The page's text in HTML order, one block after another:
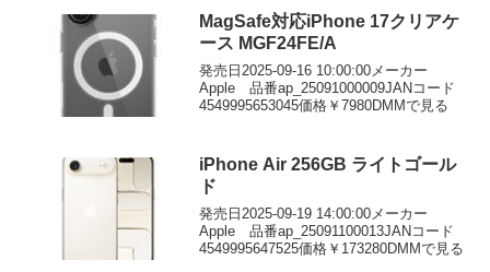
MagSafe対応iPhone 17クリアケ
ース MGF24FE/A
発売日2025-09-16 10:00:00メーカー
Apple 品番ap_25091000009JANコード
4549995653045価格￥7980DMMで見る
iPhone Air 256GB ライトゴール
ド
発売日2025-09-19 14:00:00メーカー
Apple 品番ap_25091100013JANコード
4549995647525価格￥173280DMMで見る